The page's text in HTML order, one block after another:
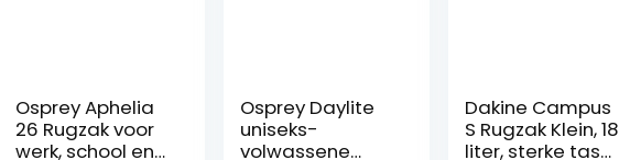
Osprey Aphelia
26 Rugzak voor
werk, school en
Osprey Daylite
uniseks-
volwassene
Dakine Campus
S Rugzak Klein, 18
liter, sterke tas